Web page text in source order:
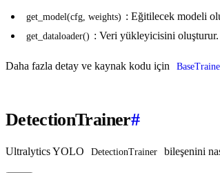
get_model(cfg, weights) : Eğitilecek modeli
get_dataloader() : Veri yükleyicisini oluşturur.
Daha fazla detay ve kaynak kodu için
DetectionTrainer#
Ultralytics YOLO DetectionTrainer bileşenini